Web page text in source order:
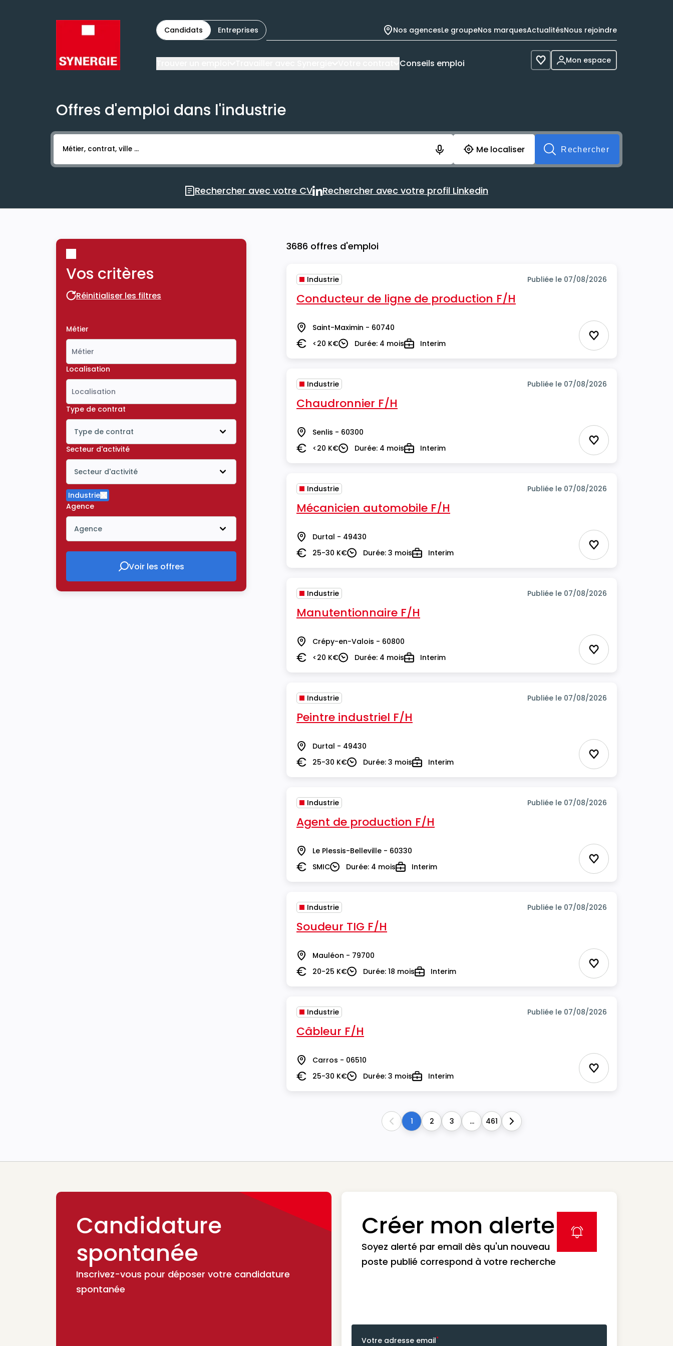
Candidats Entreprises Nos agencesLe groupeNos marquesActualitésNous rejoindre
Conseils emploi Voir les favoris
Mon espace
Offres d'emploi dans l'industrie
Activer l’élément pour lancer l’enregistrement. Vous aurez 10 secondes pour enregistrer votre recherche avant soumission du formulaire. Vous
Me localiser
Rechercher
Rechercher avec votre CV
Rechercher avec votre CV
Rechercher avec votre profil Linkedin
Rechercher avec votre profil Linkedin
Vos critères
Réinitialiser les filtres
Réinitialiser les filtres
Métier
Localisation
Type de contrat
Type de contrat
Icône ouvrir la liste déroulante
Secteur d'activité
Secteur d'activité
Icône ouvrir la liste déroulante
Industrie
Supprimer le critère Industrie
Agence
Agence
Icône ouvrir la liste déroulante
Voir les offres
Voir les offres
3686 offres d'emploi
Industrie Publiée le 07/08/2026
Conducteur de ligne de production F/H
Lieu Saint-Maximin - 60740
Salaire<20 K€DuréeDurée: 4 moisTypeInterim Ajouter aux
Industrie Publiée le 07/08/2026
Chaudronnier F/H
Lieu Senlis - 60300
Salaire<20 K€DuréeDurée: 4 moisTypeInterim Ajouter aux
Industrie Publiée le 07/08/2026
Mécanicien automobile F/H
Lieu Durtal - 49430
Salaire25-30 K€DuréeDurée: 3 moisTypeInterim Ajouter aux
Industrie Publiée le 07/08/2026
Manutentionnaire F/H
Lieu Crépy-en-Valois - 60800
Salaire<20 K€DuréeDurée: 4 moisTypeInterim Ajouter aux
Industrie Publiée le 07/08/2026
Peintre industriel F/H
Lieu Durtal - 49430
Salaire25-30 K€DuréeDurée: 3 moisTypeInterim Ajouter aux
Industrie Publiée le 07/08/2026
Agent de production F/H
Lieu Le Plessis-Belleville - 60330
Salaire
SMICDuréeDurée: 4 moisTypeInterim Ajouter aux
Industrie Publiée le 07/08/2026
Soudeur TIG F/H
Lieu Mauléon - 79700
Salaire20-25 K€DuréeDurée: 18 moisTypeInterim Ajouter aux
Industrie Publiée le 07/08/2026
Câbleur F/H
Lieu Carros - 06510
Salaire25-30 K€DuréeDurée: 3 moisTypeInterim Ajouter aux
Previous
1 2 3 ... 461 Next
Candidature
spontanée
Inscrivez-vous pour déposer votre candidature
spontanée
Créer mon alerte
Soyez alerté par email dès qu'un nouveau
poste publié correspond à votre recherche
label icon
Votre adresse email*